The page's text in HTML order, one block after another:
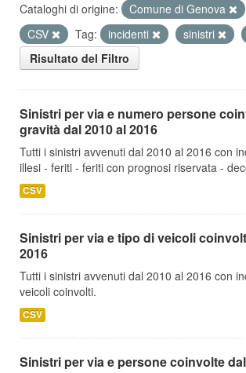
Cataloghi di origine:
Comune di Genova
CSV
Tag: incidenti sinistri
Risultato del Filtro
Sinistri per via e numero persone
gravità dal 2010 al 2016
Tutti i sinistri avvenuti dal 2010 al 2016 con
illesi - feriti - feriti con prognosi riservata -
CSV
Sinistri per via e tipo di veicoli
2016
Tutti i sinistri avvenuti dal 2010 al 2016 con
veicoli coinvolti.
CSV
Sinistri per via e persone coinvolte